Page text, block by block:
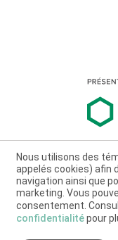
Nous utilisons des
appelés cookies) afin
navigation ainsi que
marketing. Vous
consentement.
confidentialitépour